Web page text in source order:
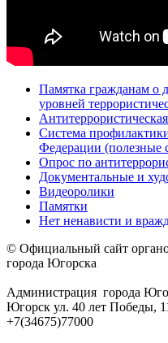
Памятка гражданам о
уровней
Система
Федерации (полезные
Опрос по
Документальные и
Видеоролики
Памятки
Нет ненависти и
© Официальный сайт
города Югорска
Администрация города
Югорск ул. 40 лет Победы,
+7(34675)77000